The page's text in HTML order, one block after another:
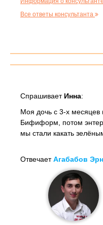
Все ответы консультанта
Спрашивает Инна:
Моя дочь с 3-х месяцев
Бифиформ, потом
мы стали какать
ОтвечаетАгабабов